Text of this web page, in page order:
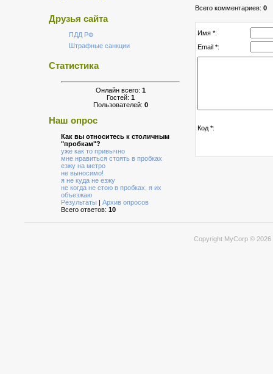
Друзья сайта
ПДД РФ
Штрафные санкции
Статистика
Онлайн всего: 1
Гостей: 1
Пользователей: 0
Наш опрос
Как вы относитесь к столичным
"пробкам"?
уже как то привычно
мне нравиться стоять в пробках
езжу на метро
не выносимо!
я не куда не езжу
не когда не стою в пробках, я их
объезжаю
Результаты | Архив опросов
Всего ответов: 10
Всего комментариев: 0
Имя *:
Email *:
Код *:
Copyright MyCorp ©